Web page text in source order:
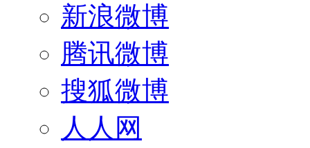
新浪微博
腾讯微博
搜狐微博
人人网